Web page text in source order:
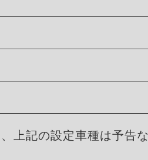
上記の設定車種は予告な